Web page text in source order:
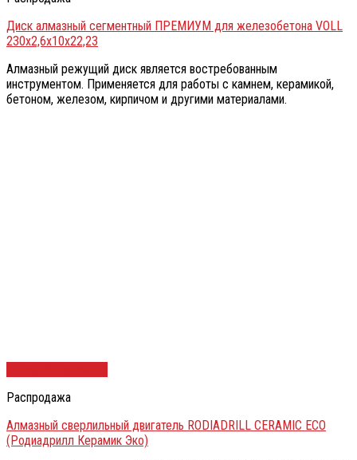
Диск алмазный сегментный ПРЕМИУМ для железобетона VOLL
230х2,6х10х22,23
Алмазный режущий диск является востребованным
инструментом. Применяется для работы с камнем, керамикой,
бетоном, железом, кирпичом и другими материалами.
Распродажа
Алмазный сверлильный двигатель RODIADRILL CERAMIC ECO
(Родиадрилл Керамик Эко)